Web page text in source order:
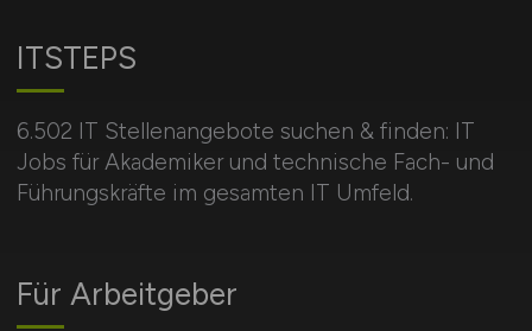
ITSTEPS
6.502 IT Stellenangebote suchen & finden: IT
Jobs für Akademiker und technische Fach- und
Führungskräfte im gesamten IT Umfeld.
Für Arbeitgeber